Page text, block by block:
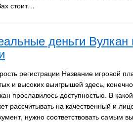
стоит…
деньги
регистрации Название игровой
и высоких выигрышей здесь,
прославилось доступностью. В
рассчитывать на качественный и
нужно соответствовать самым